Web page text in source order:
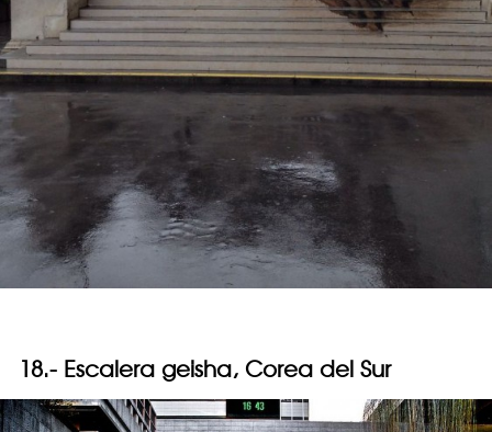
18.- Escalera geisha, Corea del Sur